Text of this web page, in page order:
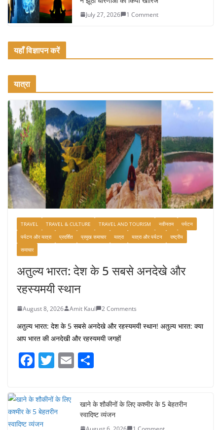
July 27, 2026 1 Comment
यहाँ विज्ञापन करें
यात्रा
TRAVEL TRAVEL & CULTURE TRAVEL AND TOURISM नवीनतम
पर्यटन
पर्यटन और यात्रा
प्रदर्शित प्रमुख समाचार यात्रा यात्रा और पर्यटन
राष्ट्रीय
समाचार
अतुल्य भारत: देश के 5 सबसे अनदेखे और
रहस्यमयी स्थान
August 8, 2026 Amit Kaul 2 Comments
अतुल्य भारत: देश के 5 सबसे अनदेखे और रहस्यमयी स्थान! अतुल्य भारत: क्या
आप भारत की अनदेखी और रहस्यमयी जगहों
F
c
e
b
T
itt
er
E
e
खाने के शौकीनों के लिए कश्मीर के 5 बेहतरीन
स्वादिष्ट व्यंजन